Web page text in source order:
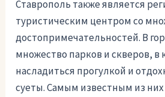
Ставрополь также является
туристическим центром со
достопримечательностей. В
множество парков и скверов,
насладиться прогулкой и
суеты. Самым известным из них